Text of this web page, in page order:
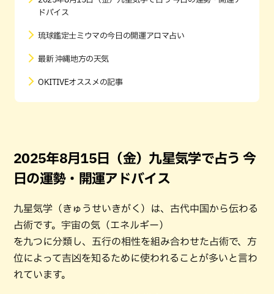
ドバイス
琉球鑑定士ミウマの今日の開運アロマ占い
最新 沖縄地方の天気
OKITIVEオススメの記事
2025年8月15日（金）九星気学で占う 今
日の運勢・開運アドバイス
九星気学（きゅうせいきがく）は、古代中国から伝わる
占術です。宇宙の気（エネルギー）
を九つに分類し、五行の相性を組み合わせた占術で、方
位によって吉凶を知るために使われることが多いと言わ
れています。